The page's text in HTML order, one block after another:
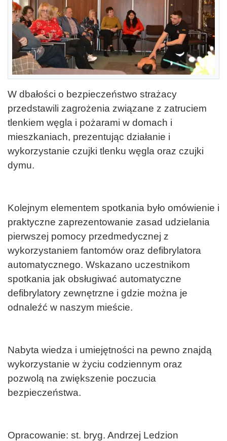
W dbałości o bezpieczeństwo strażacy
przedstawili zagrożenia związane z zatruciem
tlenkiem węgla i pożarami w domach i
mieszkaniach, prezentując działanie i
wykorzystanie czujki tlenku węgla oraz czujki
dymu.
Kolejnym elementem spotkania było omówienie i
praktyczne zaprezentowanie zasad udzielania
pierwszej pomocy przedmedycznej z
wykorzystaniem fantomów oraz defibrylatora
automatycznego. Wskazano uczestnikom
spotkania jak obsługiwać automatyczne
defibrylatory zewnętrzne i gdzie można je
odnaleźć w naszym mieście.
Nabyta wiedza i umiejętności na pewno znajdą
wykorzystanie w życiu codziennym oraz
pozwolą na zwiększenie poczucia
bezpieczeństwa.
Opracowanie: st. bryg. Andrzej Ledzion